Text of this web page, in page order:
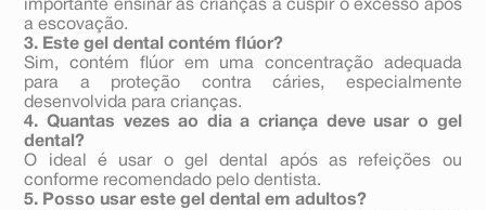
importante ensinar as crianças a cuspir o excesso após
a escovação.
3. Este gel dental contém flúor?
Sim, contém flúor em uma concentração adequada
para a proteção contra cáries, especialmente
desenvolvida para crianças.
4. Quantas vezes ao dia a criança deve usar o gel
dental?
O ideal é usar o gel dental após as refeições ou
conforme recomendado pelo dentista.
5. Posso usar este gel dental em adultos?